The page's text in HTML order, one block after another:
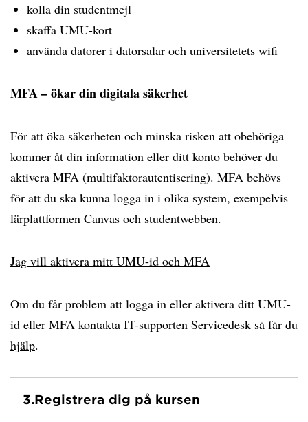
kolla din studentmejl
skaffa UMU-kort
använda datorer i datorsalar och universitetets wifi
MFA – ökar din digitala säkerhet
För att öka säkerheten och minska risken att obehöriga
kommer åt din information eller ditt konto behöver du
aktivera MFA (multifaktorautentisering). MFA behövs
för att du ska kunna logga in i olika system, exempelvis
lärplattformen Canvas och studentwebben.
Jag vill aktivera mitt UMU-id och MFA
Om du får problem att logga in eller aktivera ditt UMU-
id eller MFA kontakta IT-supporten Servicedesk så får du
hjälp.
3.Registrera dig på kursen